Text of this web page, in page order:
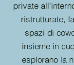
private
ristrutturate,
spazi di
insieme in
esplorano la